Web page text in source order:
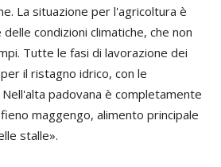
La situazione per l'agricoltura è
condizioni climatiche, che non
Tutte le fasi di lavorazione dei
il ristagno idrico, con le
padovana è completamente
maggengo, alimento principale
stalle».